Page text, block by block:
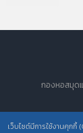
เว็บไซต์มีการใช้งานคุก
กองหอสมุดแ